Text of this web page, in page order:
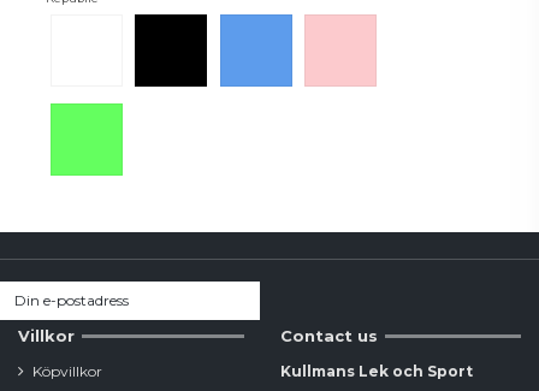
Villkor
Köpvillkor
Contact us
Kullmans Lek och Sport